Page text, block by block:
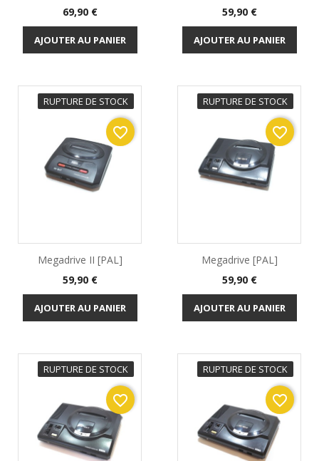
Prix
69,90 €
AJOUTER AU PANIER
Prix
59,90 €
AJOUTER AU PANIER
RUPTURE DE STOCK
Megadrive II [PAL]
Prix
59,90 €
AJOUTER AU PANIER
favorite_border
RUPTURE DE STOCK
Megadrive [PAL]
Prix
59,90 €
AJOUTER AU PANIER
favorite_border
RUPTURE DE STOCK
favorite_border
RUPTURE DE STOCK
favorite_border